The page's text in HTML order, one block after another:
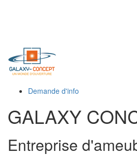
Demande d'info
GALAXY
Entreprise